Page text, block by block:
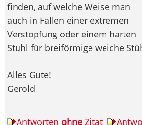
finden, auf welche Weise man
auch in Fällen einer extremen
Verstopfung oder einem harten
Stuhl für breiförmige weiche
Alles Gute!
Gerold
Antworten ohne Zitat